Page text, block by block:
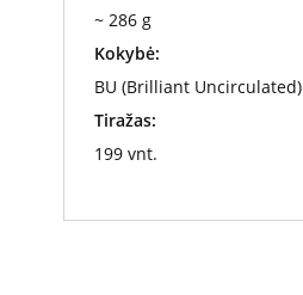
~ 286 g
Kokybė:
BU (Brilliant Uncirculated)
Tiražas:
199 vnt.